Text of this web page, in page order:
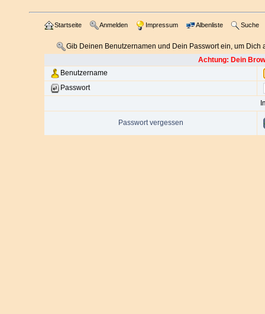
Startseite Anmelden Impressum Albenliste Suche
Gib Deinen Benutzernamen und Dein Passwort ein, um Dich
Achtung: Dein
Benutzername
Passwort
Passwort vergessen